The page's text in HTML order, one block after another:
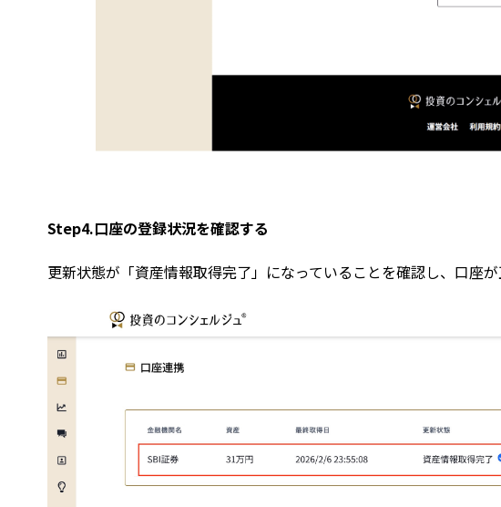
Step4.口座の登録状況を確認する
更新状態が「資産情報取得完了」になっていることを確認し、口座